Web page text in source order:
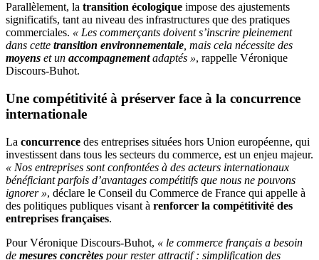
Parallèlement, la transition écologique impose des ajustements
significatifs, tant au niveau des infrastructures que des pratiques
commerciales. « Les commerçants doivent s’inscrire pleinement
dans cette transition environnementale , mais cela nécessite des
moyens et un accompagnementadaptés », rappelle Véronique
Discours-Buhot.
Une compétitivité à préserver face à la concurrence
internationale
La concurrence des entreprises situées hors Union européenne, qui
investissent dans tous les secteurs du commerce, est un enjeu majeur.
« Nos entreprises sont confrontées à des acteurs internationaux
bénéficiant parfois d’avantages compétitifs que nous ne pouvons
ignorer », déclare le Conseil du Commerce de France qui appelle à
des politiques publiques visant à renforcer la compétitivité des
entreprises françaises.
Pour Véronique Discours-Buhot, « le commerce français a besoin
de mesures concrètes pour rester attractif : simplification des